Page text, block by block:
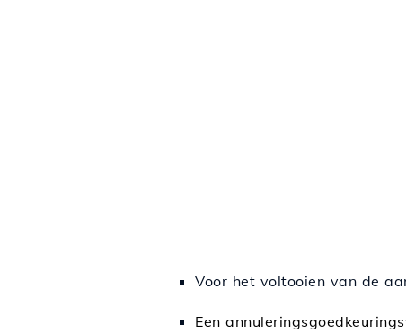
Voor het voltooien van de
Een